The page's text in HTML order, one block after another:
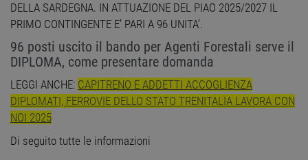
DELLA SARDEGNA. IN ATTUAZIONE DEL PIAO 2025/2027 IL
PRIMO CONTINGENTE E’ PARI A 96 UNITA’.
96 posti uscito il bando per Agenti Forestali serve il
DIPLOMA, come presentare domanda
LEGGI ANCHE: CAPITRENO E ADDETTI ACCOGLIENZA
DIPLOMATI, FERROVIE DELLO STATO TRENITALIA LAVORA CON
NOI 2025
Di seguito tutte le informazioni